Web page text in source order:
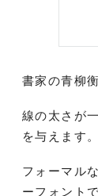
書家の青柳
線の太さが
を与えます。
フォーマル
ーフォントで